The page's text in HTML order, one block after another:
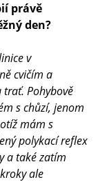
právě
den?
v
cvičím a
Pohybově
s chůzí, jenom
mám s
polykací reflex
a také zatím
ale